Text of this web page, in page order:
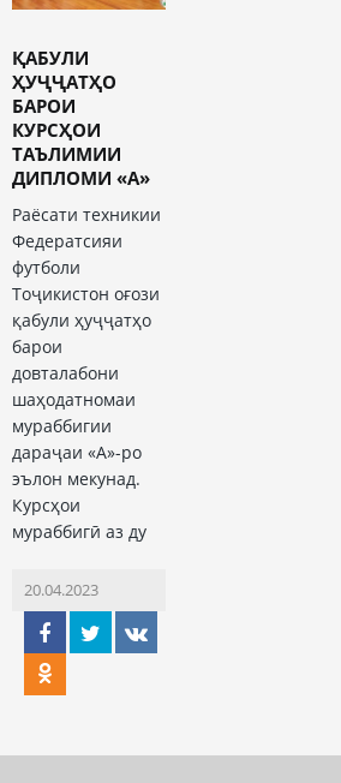
ҚАБУЛИ
ҲУҶҶАТҲО
БАРОИ
КУРСҲОИ
ТАЪЛИМИИ
ДИПЛОМИ «А»
Раёсати техникии
Федератсияи
футболи
Тоҷикистон оғози
қабули ҳуҷҷатҳо
барои
довталабони
шаҳодатномаи
мураббигии
дараҷаи «А»-ро
эълон мекунад.
Курсҳои
мураббигӣ аз ду
20.04.2023